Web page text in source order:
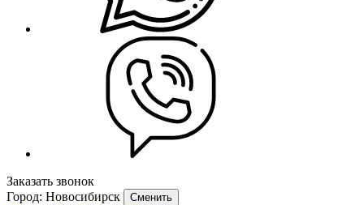
Заказать звонок
Город: Новосибирск
Сменить